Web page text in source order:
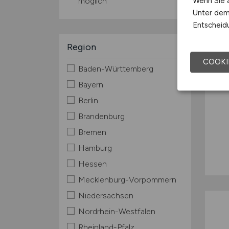
Region
Baden-Württemberg
Bayern
Berlin
Brandenburg
Bremen
Hamburg
Hessen
Mecklenburg-Vorpommern
Niedersachsen
Nordrhein-Westfalen
Unter